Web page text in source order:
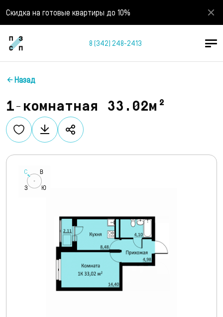
Скидка на готовые квартиры до 10%
8 (342) 248-2413
Назад
1-комнатная 33.02м²